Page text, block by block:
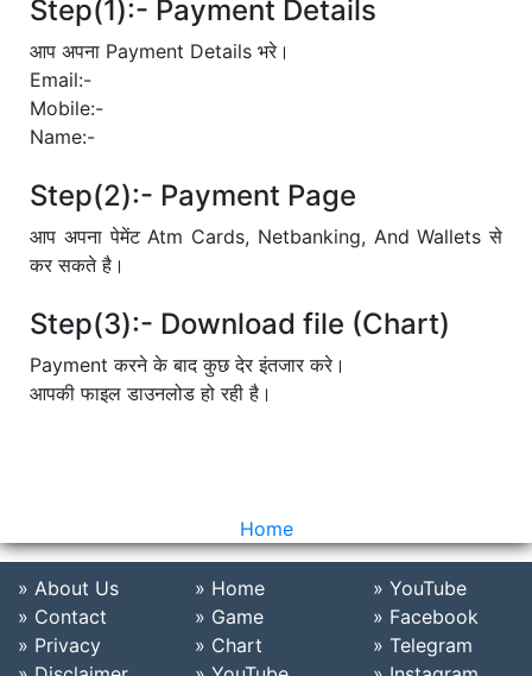
Step(1):- Payment Details
आप अपना Payment Details भरे।
Email:-
Mobile:-
Name:-
Step(2):- Payment Page
आप अपना पेमेंट Atm Cards, Netbanking, And Wallets से
कर सकते है।
Step(3):- Download file (Chart)
Payment करने के बाद कुछ देर इंतजार करे।
आपकी फाइल डाउनलोड हो रही है।
Home
» About Us
» Contact
» Privacy
» Home
» Game
» Chart
» YouTube
» Facebook
» Telegram